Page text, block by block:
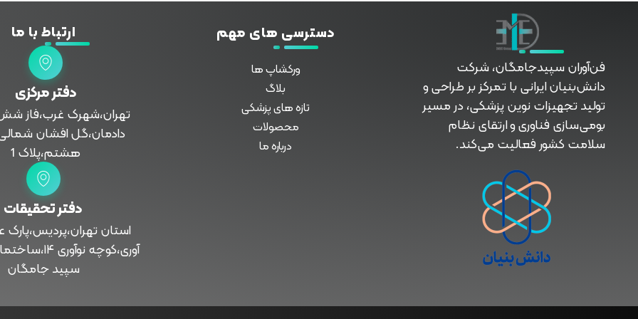
فناوران سپیدجامگان
طراح و تولیدکننده تجهیزات پیشرفته پزشکی با تمرکز بر نوآوری، بومی‌سازی و توسعه فناوری‌های سلامت
فن‌آوران سپیدجامگان، شرکت
دانش‌بنیان ایرانی با تمرکز بر طراحی و
تولید تجهیزات نوین پزشکی، در مسیر
بومی‌سازی فناوری و ارتقای نظام
سلامت کشور فعالیت می‌کند.
دسترسی های مهم
ورکشاپ ها
بلاگ
تازه های پزشکی
محصولات
درباره ما
ارتباط با ما
دفتر مرکزی
تهران،شهرک غرب،فاز
دادمان،گل افشان
هشتم،پلاک 1
دفتر تحقیقات
استان
آوری،کوچه
سپید جامگان